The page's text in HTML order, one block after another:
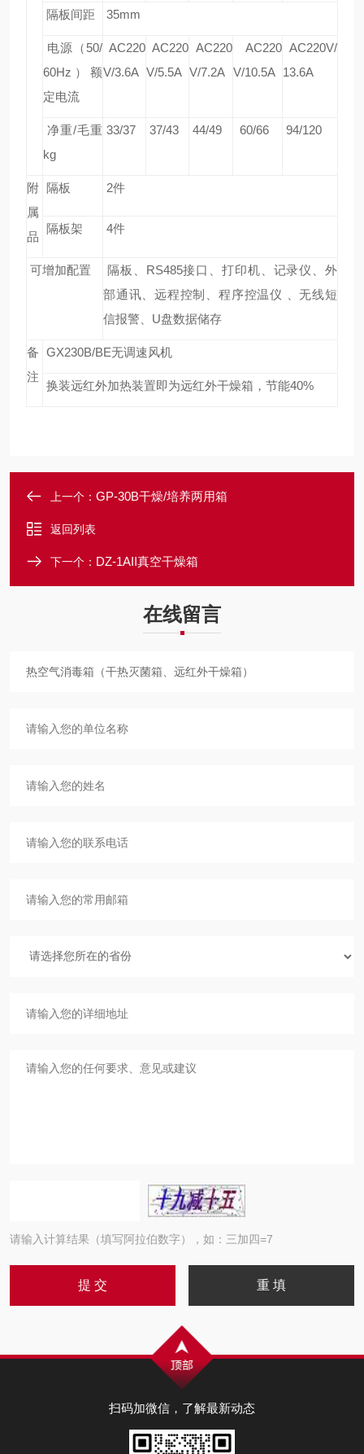
隔板间距 35mm
电源（50/
60Hz）额
定电流
AC220
V/3.6A
AC220
V/5.5A
AC220
V/7.2A
AC220
V/10.5A
AC220V/
13.6A
净重/毛重
kg
33/37 37/43 44/49 60/66 94/120
附
属
品
隔板 2件
隔板架 4件
可增加配置 隔板、 RS485接口、打印机、记录仪、外
部通讯、远程控制、程序控温仪
、无线短
信报警、 U盘数据储存
备
注
GX230B/BE无调速风机
换装远红外加热装置即为远红外干燥箱，节能40%
上一个： GP-30B干燥/培养两用箱
返回列表
下一个： DZ-1AII真空干燥箱
在线留言
请输入计算结果（填写阿拉伯数字），如：三加四=7
扫码加微信，了解最新动态